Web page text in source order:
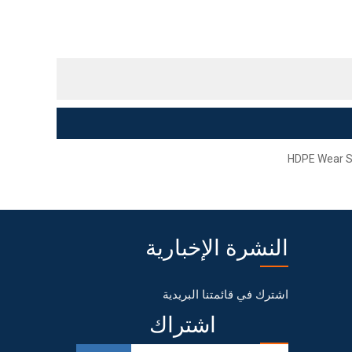
HDPE Wear
النشرة الإخبارية
اشترك في قائمتنا البريدية
اشتراك